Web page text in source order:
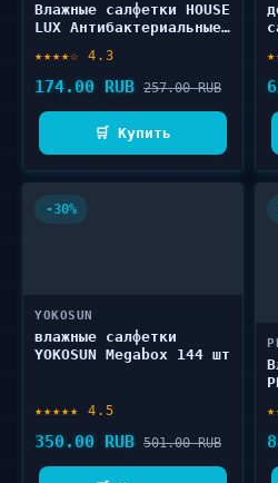
Влажные салфетки HOUSE
LUX Антибактериальные
★★★★☆ 4.3
174.00 RUB 257.00 RUB
🛒 Купить
-30%
YOKOSUN
влажные салфетки
YOKOSUN Megabox 144 шт
★★★★★ 4.5
350.00 RUB 501.00 RUB